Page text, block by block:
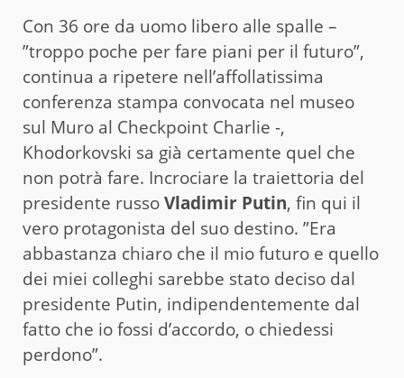
Con 36 ore da uomo libero alle spalle –
”troppo poche per fare piani per il futuro”,
continua a ripetere nell’affollatissima
conferenza stampa convocata nel museo
sul Muro al Checkpoint Charlie -,
Khodorkovski sa già certamente quel che
non potrà fare. Incrociare la traiettoria del
presidente russoVladimir Putin, fin qui il
vero protagonista del suo destino. ”Era
abbastanza chiaro che il mio futuro e quello
dei miei colleghi sarebbe stato deciso dal
presidente Putin, indipendentemente dal
fatto che io fossi d’accordo, o chiedessi
perdono”.